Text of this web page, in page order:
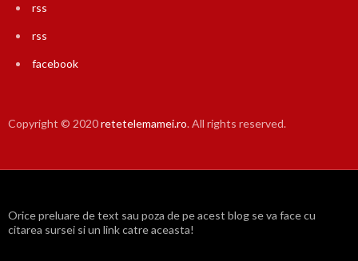
rss
rss
facebook
Copyright © 2020retetelemamei.ro. All rights reserved.
Orice preluare de text sau poza de pe acest blog se va face cu
citarea sursei si un link catre aceasta!